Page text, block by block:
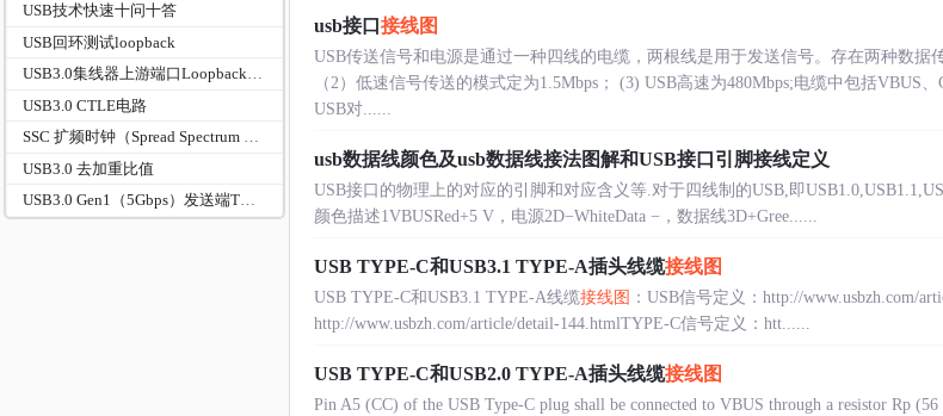
USB技术快速十问十答
USB回环测试loopback
USB3.0集线器上游端口Loopback回环测试方案（USBIF一致性认证版）
USB3.0 CTLE电路
SSC 扩频时钟（Spread Spectrum Clocking）
USB3.0 去加重比值
USB3.0 Gen1（5Gbps）发送端TX全套电气参数对照表（USB‑IF官方规范，TP1测试点）
usb接口 接线图
USB传送信号和电源是通过一种四线的电缆，两根线是用于发送信号。存在两种数据
（2）低速信号传送的模式定为1.5Mbps； (3) USB高速为480Mbps;电缆中包括VBUS
USB对......
usb数据线颜色及usb数据线接法图解和USB接口引脚接线定义
USB接口的物理上的对应的引脚和对应含义等.对于四线制的USB,即
颜色描述1VBUSRed+5 V，电源2D−WhiteData −，数据线3D+Gree......
USB TYPE-C和USB3.1 TYPE-A插头线缆接线图
USB TYPE-C和USB3.1 TYPE-A线缆接线图 ：USB信号定义：http://www.usbzh.com/
http://www.usbzh.com/article/detail-144.htmlTYPE-C信号定义：htt......
USB TYPE-C和USB2.0 TYPE-A插头线缆接线图
Pin A5 (CC) of the USB Type-C plug shall be connected to VBUS through a resistor Rp